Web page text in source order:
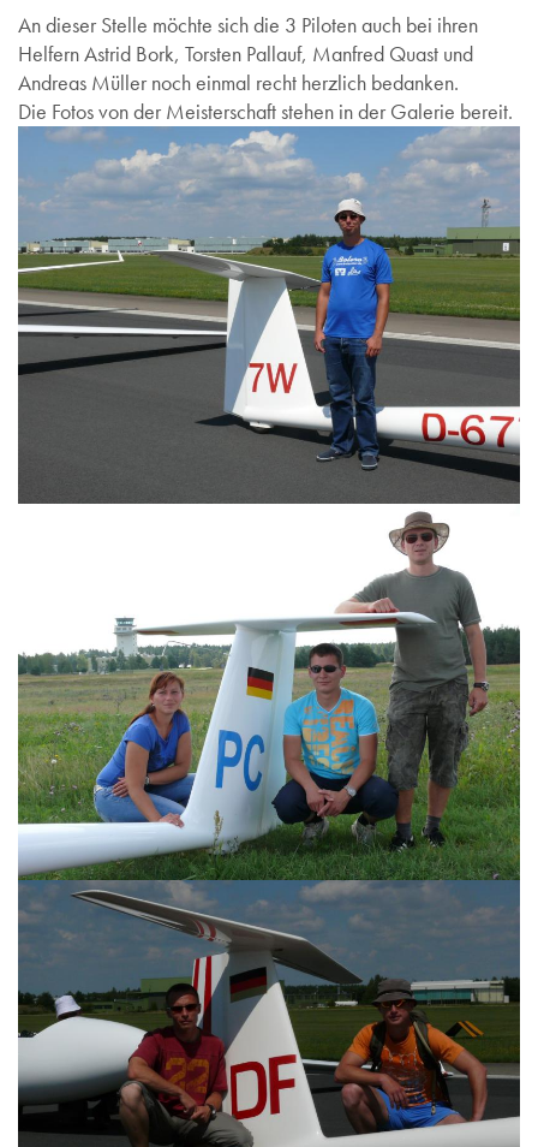
An dieser Stelle möchte sich die 3 Piloten auch bei ihren
Helfern Astrid Bork, Torsten Pallauf, Manfred Quast und
Andreas Müller noch einmal recht herzlich bedanken.
Die Fotos von der Meisterschaft stehen in der Galerie bereit.